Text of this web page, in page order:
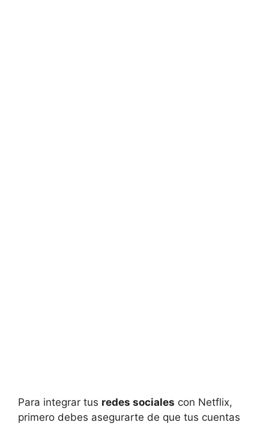
Para integrar tus redes sociales con Netflix,
primero debes asegurarte de que tus cuentas